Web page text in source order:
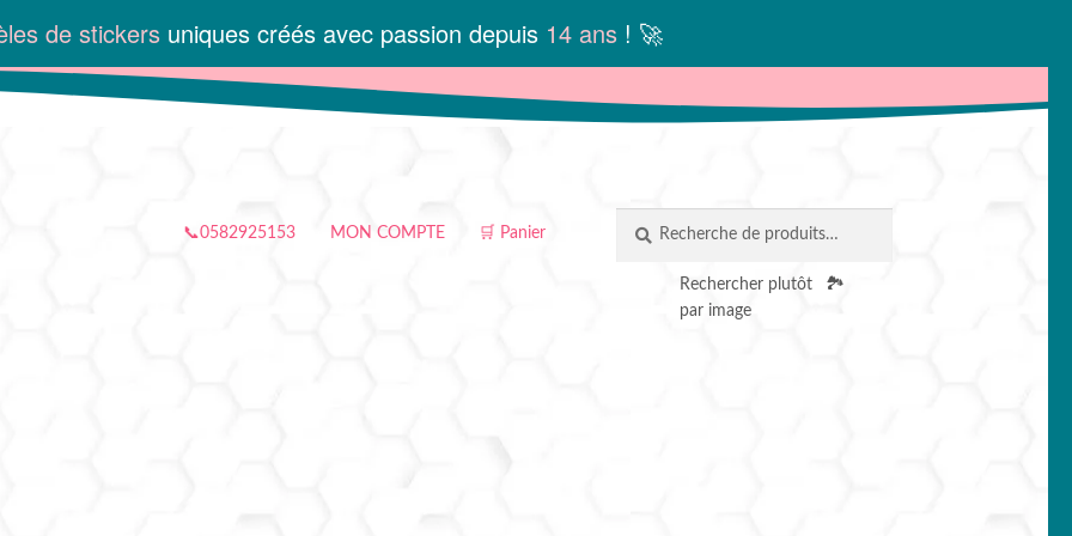
de stickers uniques créés avec passion depuis 14 ans ! 🚀
📞0582925153 MON COMPTE 🛒 Panier
pour :
RECHERCHE
Rechercher plutôt
par image
🏞️